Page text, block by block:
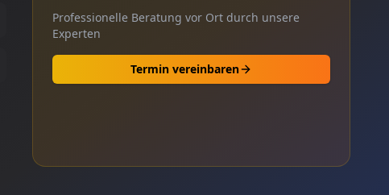
Professionelle Beratung vor Ort durch unsere
Experten
Termin vereinbaren